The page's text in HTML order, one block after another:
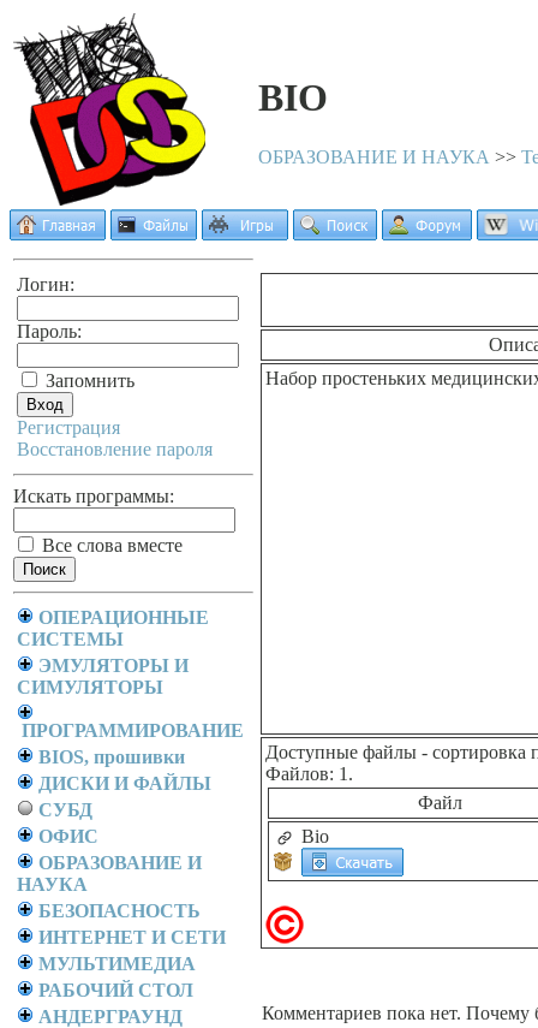
BIO
ОБРАЗОВАНИЕ И НАУКА >>
Логин:
Пароль:
Запомнить
Регистрация
Восстановление пароля
Искать программы:
Все слова вместе
ОПЕРАЦИОННЫЕ
СИСТЕМЫ
ЭМУЛЯТОРЫ И
СИМУЛЯТОРЫ
ПРОГРАММИРОВАНИЕ
BIOS, прошивки
ДИСКИ И ФАЙЛЫ
СУБД
ОФИС
ОБРАЗОВАНИЕ И
НАУКА
БЕЗОПАСНОСТЬ
ИНТЕРНЕТ И СЕТИ
МУЛЬТИМЕДИА
РАБОЧИЙ СТОЛ
АНДЕРГРАУНД
Набор простеньких
Доступные файлы - сортировка
Файлов: 1.
Файл
Bio
Комментариев пока нет. Почему